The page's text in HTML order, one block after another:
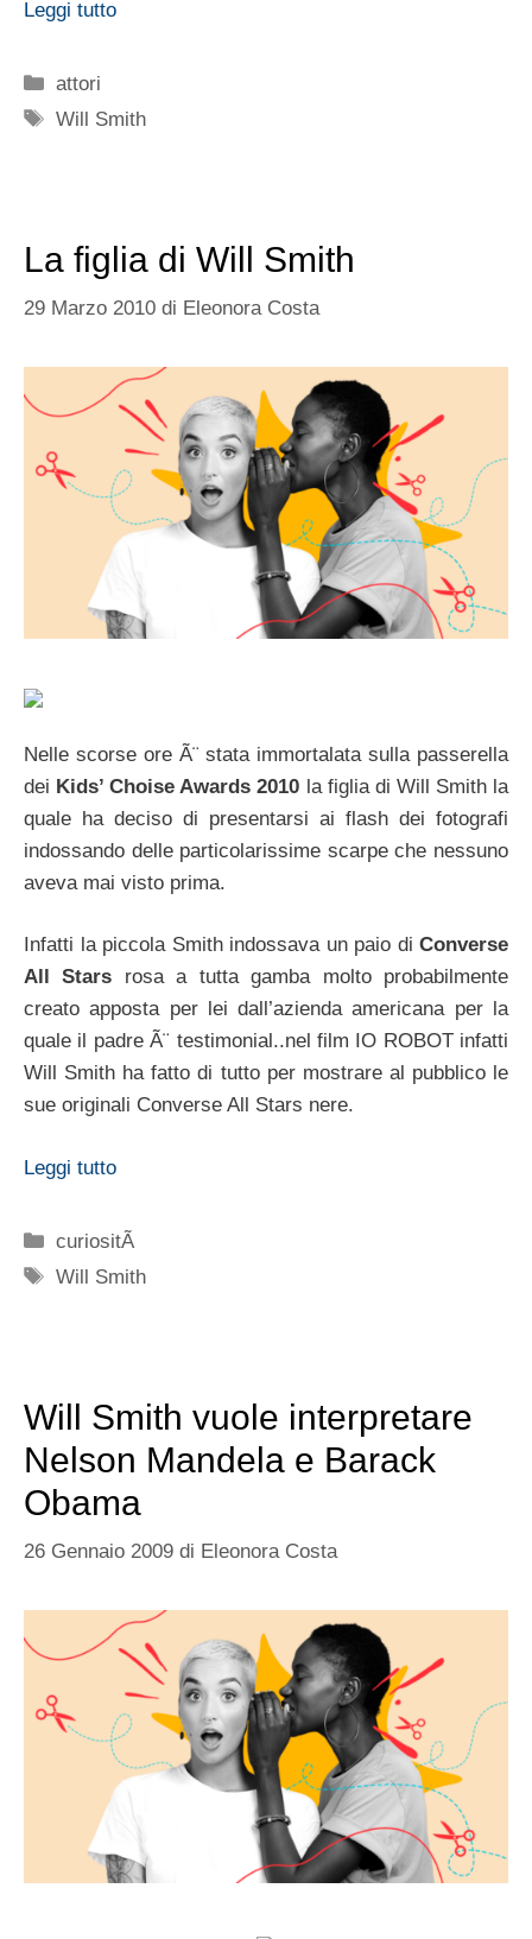
Leggi tutto
Categorie
attori
Tag
Will Smith
La figlia di Will Smith
29 Marzo 2010 di Eleonora Costa
Nelle scorse ore Ã¨ stata immortalata sulla passerella
dei Kids’ Choise Awards 2010 la figlia di Will Smith la
quale ha deciso di presentarsi ai flash dei fotografi
indossando delle particolarissime scarpe che nessuno
aveva mai visto prima.
Infatti la piccola Smith indossava un paio di Converse
All Stars rosa a tutta gamba molto probabilmente
creato apposta per lei dall’azienda americana per la
quale il padre Ã¨ testimonial..nel film IO ROBOT infatti
Will Smith ha fatto di tutto per mostrare al pubblico le
sue originali Converse All Stars nere.
Leggi tutto
Categorie
curiositÃ
Tag
Will Smith
Will Smith vuole interpretare
Nelson Mandela e Barack
Obama
26 Gennaio 2009 di Eleonora Costa